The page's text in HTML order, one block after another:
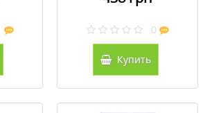
0
Купить